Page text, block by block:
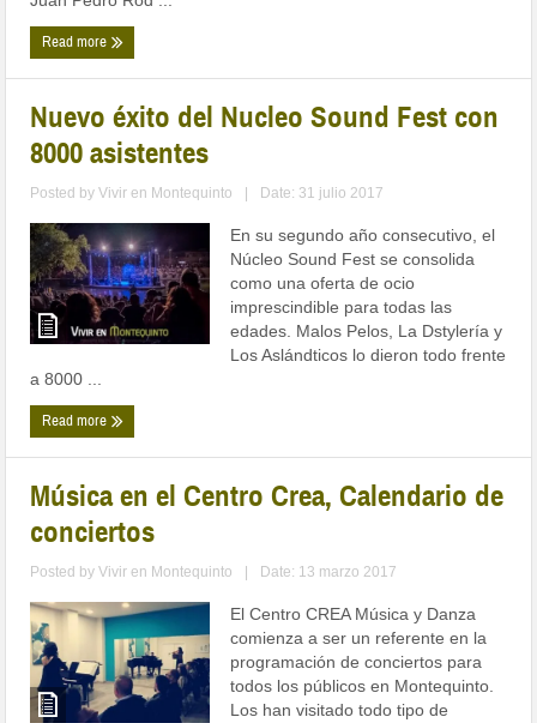
Read more
Nuevo éxito del Nucleo Sound Fest con
8000 asistentes
Posted byVivir en Montequinto Date: 31 julio 2017
En su segundo año consecutivo, el
Núcleo Sound Fest se consolida
como una oferta de ocio
imprescindible para todas las
edades. Malos Pelos, La Dstylería y
Los Aslándticos lo dieron todo frente
a 8000 ...
Read more
Música en el Centro Crea, Calendario de
conciertos
Posted byVivir en Montequinto Date: 13 marzo 2017
El Centro CREA Música y Danza
comienza a ser un referente en la
programación de conciertos para
todos los públicos en Montequinto.
Los han visitado todo tipo de